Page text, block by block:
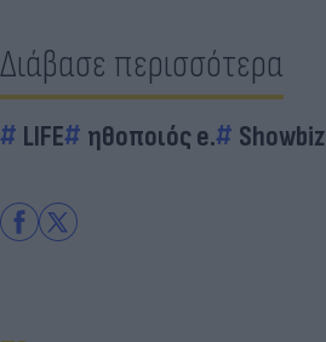
Διάβασε περισσότερα
LIFE ηθοποιός e. Showbiz